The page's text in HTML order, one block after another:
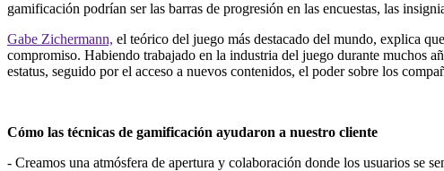
gamificación podrían ser las barras de progresión en las encuestas, las
Gabe Zichermann, el teórico del juego más destacado del mundo, explica
compromiso. Habiendo trabajado en la industria del juego durante muchos
estatus, seguido por el acceso a nuevos contenidos, el poder sobre los
Cómo las técnicas de gamificación ayudaron a nuestro cliente
- Creamos una atmósfera de apertura y colaboración donde los usuarios se